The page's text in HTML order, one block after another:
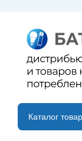
B2B
Каталог